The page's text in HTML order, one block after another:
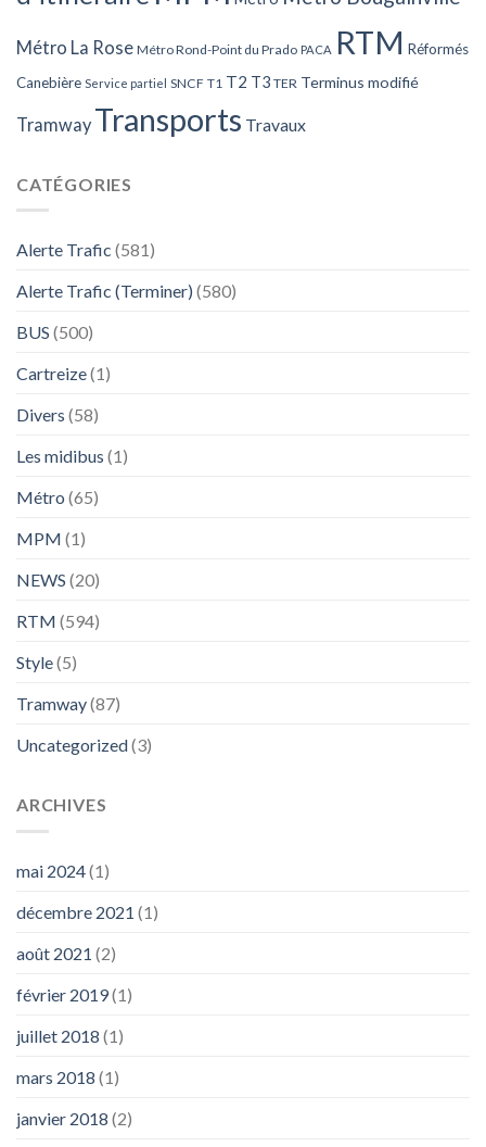
Métro La Rose Métro Rond-Point du Prado PACA RTM Réformés
Canebière Service partiel SNCF T1 T2 T3 TER Terminus modifié
Tramway Transports Travaux
CATÉGORIES
Alerte Trafic (581)
Alerte Trafic (Terminer) (580)
BUS (500)
Cartreize(1)
Divers (58)
Les midibus (1)
Métro (65)
MPM (1)
NEWS (20)
RTM (594)
Style(5)
Tramway(87)
Uncategorized(3)
ARCHIVES
mai 2024(1)
décembre 2021 (1)
août 2021 (2)
février 2019(1)
juillet 2018 (1)
mars 2018 (1)
janvier 2018 (2)